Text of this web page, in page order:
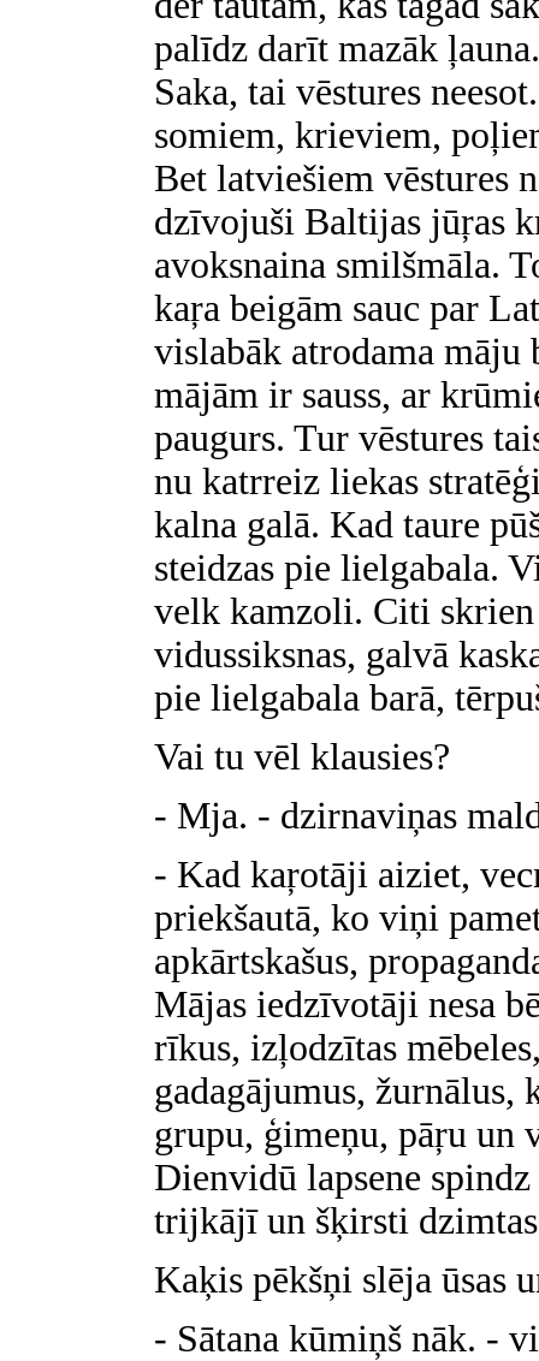
palīdz darīt mazāk
Saka, tai vēstures
somiem, krieviem,
Bet latviešiem vēstures
dzīvojuši Baltijas jūŗas
avoksnaina smilšmāla.
kaŗa beigām sauc par
vislabāk atrodama māju
mājām ir sauss, ar
paugurs. Tur vēstures
nu katrreiz liekas
kalna galā. Kad taure
steidzas pie lielgabala.
velk kamzoli. Citi
vidussiksnas, galvā
pie lielgabala barā,
Vai tu vēl klausies?
- Mja. - dzirnaviņas
- Kad kaŗotāji aiziet,
priekšautā, ko viņi
apkārtskašus,
Mājas iedzīvotāji nesa
rīkus, izļodzītas
gadagājumus, žurnālus,
grupu, ģimeņu, pāŗu
Dienvidū lapsene
trijkājī un šķirsti
Kaķis pēkšņi slēja ūsas
- Sātana kūmiņš nāk. -